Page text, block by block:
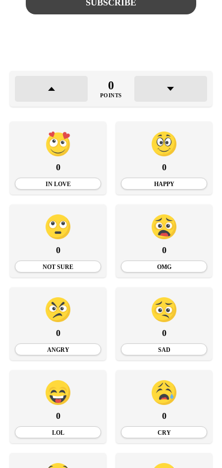
0
POINTS
0
IN LOVE
0
HAPPY
0
NOT SURE
0
OMG
0
ANGRY
0
SAD
0
LOL
0
CRY